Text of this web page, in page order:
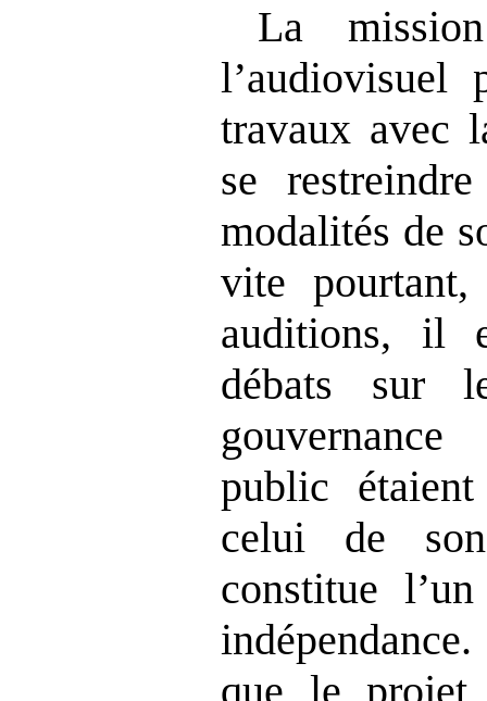
La
l’audiovisuel
travaux avec
se
modalités de
vite
auditions, il
débats sur
public
celui de
constitue
que le